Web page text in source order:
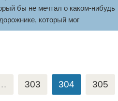
бы не мечтал о каком-нибудь
который мог
303 304 305